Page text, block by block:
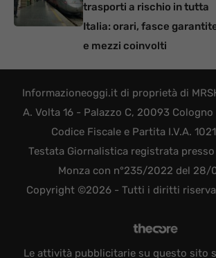
trasporti a rischio in tutta
Italia: orari, fasce
e mezzi coinvolti
Informazioneoggi.it di proprietà di
A. Volta 16 - Palazzo C, 20093 Cologno
Codice Fiscale e Partita I.V.A.
Testata Giornalistica registrata
Monza con n°235/2022 del 28/
Copyright ©2026 - Tutti i diritti
Le attività pubblicitarie su questo sito